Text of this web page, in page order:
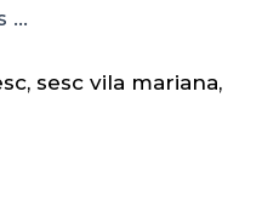
…
, sesc vila mariana,